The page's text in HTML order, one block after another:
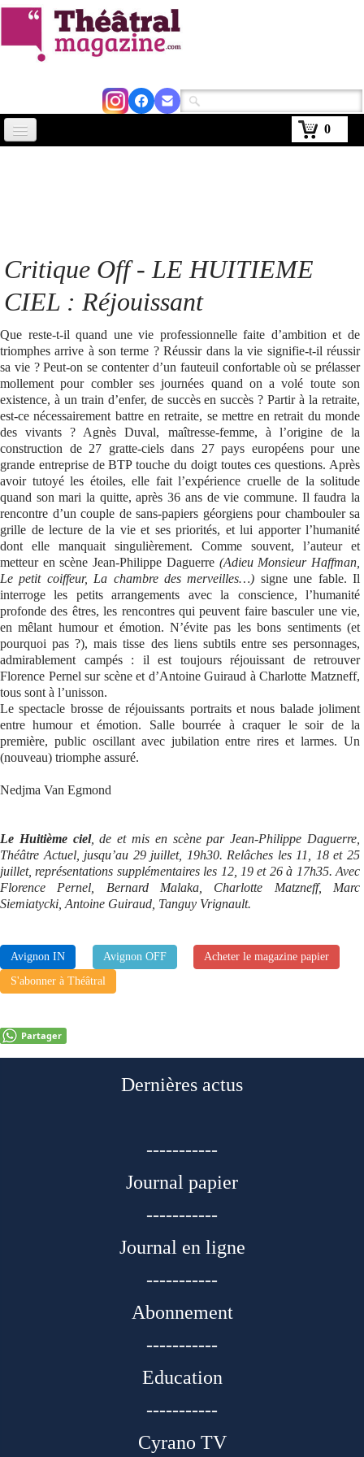
0
Abonnement ▼
Se connecter
Critique Off - LE HUITIEME
CIEL : Réjouissant
Que reste-t-il quand une vie professionnelle faite d’ambition et de
triomphes arrive à son terme ? Réussir dans la vie signifie-t-il réussir
sa vie ? Peut-on se contenter d’un fauteuil confortable où se prélasser
mollement pour combler ses journées quand on a volé toute son
existence, à un train d’enfer, de succès en succès ? Partir à la retraite,
est-ce nécessairement battre en retraite, se mettre en retrait du monde
des vivants ? Agnès Duval, maîtresse-femme, à l’origine de la
construction de 27 gratte-ciels dans 27 pays européens pour une
grande entreprise de BTP touche du doigt toutes ces questions. Après
avoir tutoyé les étoiles, elle fait l’expérience cruelle de la solitude
quand son mari la quitte, après 36 ans de vie commune. Il faudra la
rencontre d’un couple de sans-papiers géorgiens pour chambouler sa
grille de lecture de la vie et ses priorités, et lui apporter l’humanité
dont elle manquait singulièrement. Comme souvent, l’auteur et
metteur en scène Jean-Philippe Daguerre (Adieu Monsieur Haffman,
Le petit coiffeur, La chambre des merveilles…) signe une fable. Il
interroge les petits arrangements avec la conscience, l’humanité
profonde des êtres, les rencontres qui peuvent faire basculer une vie,
en mêlant humour et émotion. N’évite pas les bons sentiments (et
pourquoi pas ?), mais tisse des liens subtils entre ses personnages,
admirablement campés : il est toujours réjouissant de retrouver
Florence Pernel sur scène et d’Antoine Guiraud à Charlotte Matzneff,
tous sont à l’unisson.
Le spectacle brosse de réjouissants portraits et nous balade joliment
entre humour et émotion. Salle bourrée à craquer le soir de la
première, public oscillant avec jubilation entre rires et larmes. Un
(nouveau) triomphe assuré.
Nedjma Van Egmond
Le Huitième ciel, de et mis en scène par Jean-Philippe Daguerre,
Théâtre Actuel, jusqu’au 29 juillet, 19h30. Relâches les 11, 18 et 25
juillet, représentations supplémentaires les 12, 19 et 26 à 17h35. Avec
Florence Pernel, Bernard Malaka, Charlotte Matzneff, Marc
Siemiatycki, Antoine Guiraud, Tanguy Vrignault.
Avignon IN Avignon OFF
Acheter le magazine papier
S'abonner à Théâtral
Partager
Dernières actus
-----------
Journal papier
-----------
Journal en ligne
-----------
Abonnement
-----------
Education
-----------
Cyrano TV